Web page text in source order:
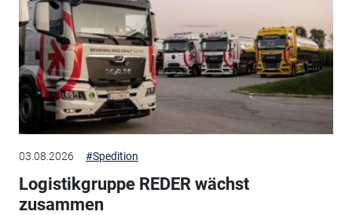
03.08.2026 #Spedition
Logistikgruppe REDER wächst
zusammen